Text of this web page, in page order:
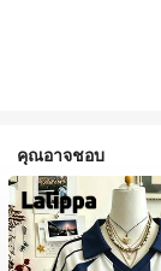
คุณอาจชอบ